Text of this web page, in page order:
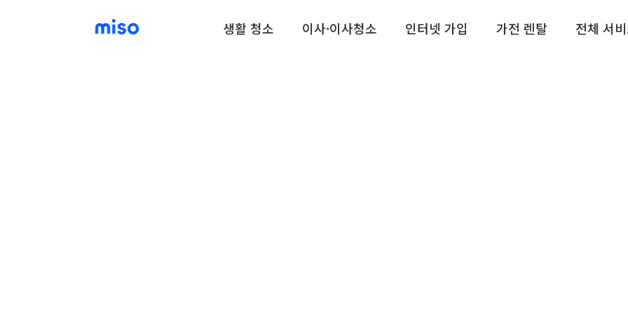
생활 청소 이사·이사청소 인터넷 가입 가전 렌탈 전체 서